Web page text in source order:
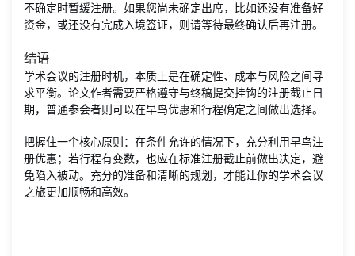
不确定时暂缓注册。如果您尚未确定出席，比如还没有准备好
资金，或还没有完成入境签证，则请等待最终确认后再注册。
结语
学术会议的注册时机，本质上是在确定性、成本与风险之间寻
求平衡。论文作者需要严格遵守与终稿提交挂钩的注册截止日
期，普通参会者则可以在早鸟优惠和行程确定之间做出选择。
把握住一个核心原则：在条件允许的情况下，充分利用早鸟注
册优惠；若行程有变数，也应在标准注册截止前做出决定，避
免陷入被动。充分的准备和清晰的规划，才能让你的学术会议
之旅更加顺畅和高效。